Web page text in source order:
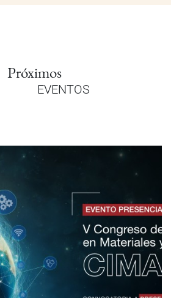
Próximos
EVENTOS